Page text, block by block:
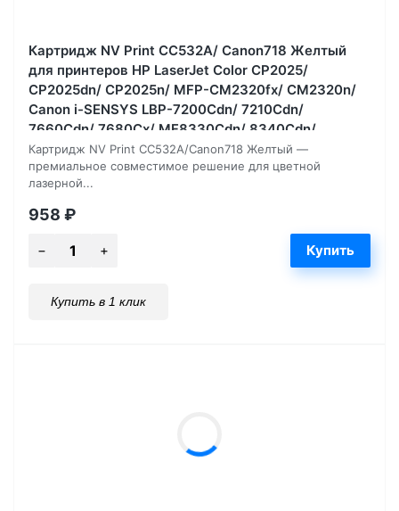
Картридж NV Print CC532A/ Canon718 Желтый
для принтеров HP LaserJet Color CP2025/
CP2025dn/ CP2025n/ MFP-CM2320fx/ CM2320n/
Canon i-SENSYS LBP-7200Cdn/ 7210Cdn/
7660Cdn/ 7680Cх/ MF8330Cdn/ 8340Cdn/
8350Cdn/ 8360Cdn/ 838, 2800 страниц
Картридж NV Print CC532A/Canon718 Желтый —
премиальное совместимое решение для цветной
лазерной...
958 ₽
Купить в 1 клик